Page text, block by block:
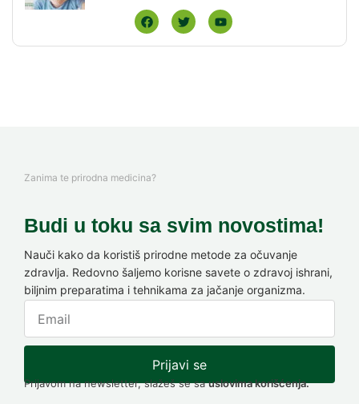
Zanima te prirodna medicina?
Budi u toku sa svim novostima!
Nauči kako da koristiš prirodne metode za očuvanje
zdravlja. Redovno šaljemo korisne savete o zdravoj ishrani,
biljnim preparatima i tehnikama za jačanje organizma.
Prijavi se
Prijavom na newsletter, slažeš se sauslovima korišćenja.